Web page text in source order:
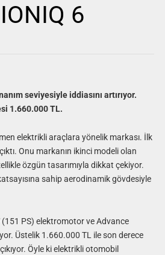
6
seviyesiyle iddiasını artırıyor.
1.660.000 TL.
elektrikli araçlara yönelik markası. İlk
Onu markanın ikinci modeli olan
özgün tasarımıyla dikkat çekiyor.
sahip aerodinamik gövdesiyle
PS) elektromotor ve Advance
Üstelik 1.660.000 TL ile son derece
Öyle ki elektrikli otomobil